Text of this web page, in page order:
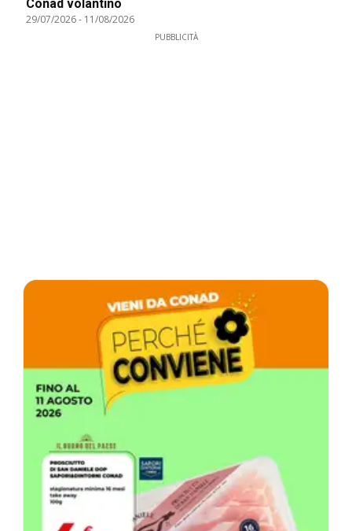
Conad volantino
29/07/2026- 11/08/2026
PUBBLICITÀ